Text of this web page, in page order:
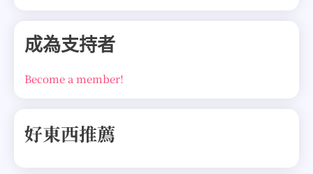
成為支持者
Become a member!
好東西推薦